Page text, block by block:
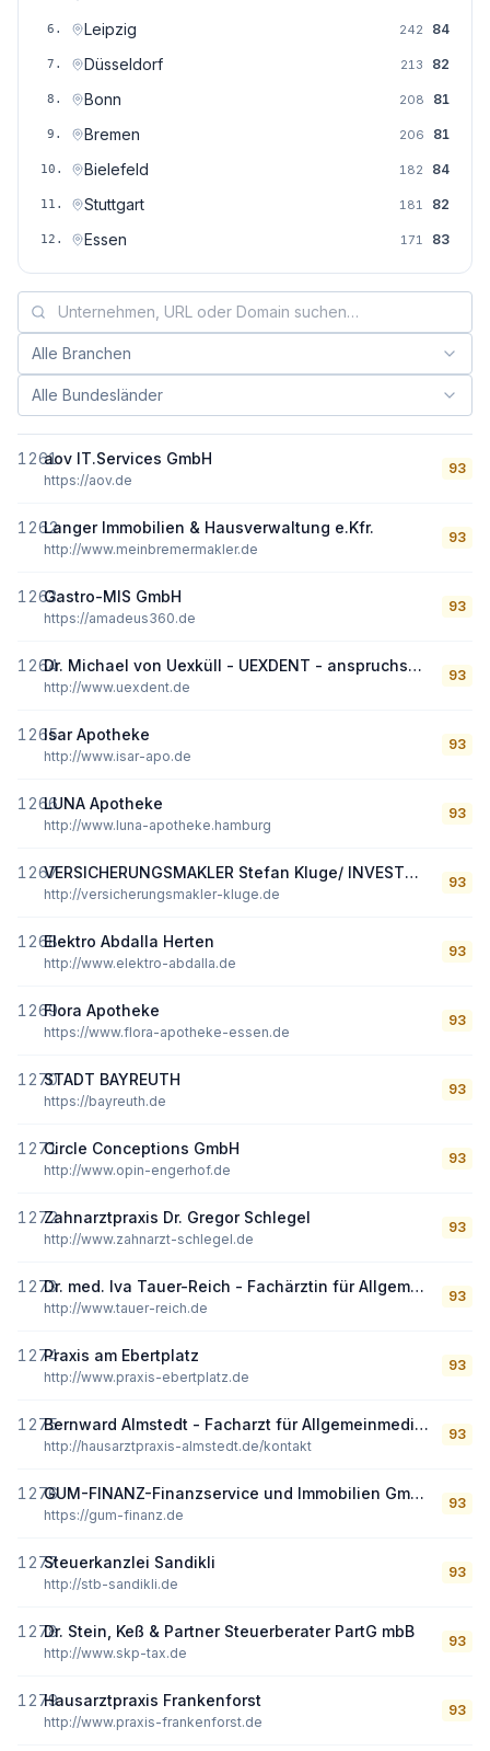
6 . Leipzig 242 84
7 . Düsseldorf 213 82
8 . Bonn 208 81
9 . Bremen 206 81
10 . Bielefeld 182 84
11 . Stuttgart 181 82
12 . Essen 171 83
Branche filtern:
Alle Branchen
Bundesland filtern:
Alle Bundesländer
1261aov IT.Services GmbH
https://aov.de
93
1262Langer Immobilien & Hausverwaltung e.Kfr.
http://www.meinbremermakler.de
93
1263Gastro-MIS GmbH
https://amadeus360.de
93
1264 Dr. Michael von Uexküll - UEXDENT - anspruchsvolle Zahnmedizin
http://www.uexdent.de
93
1265Isar Apotheke
http://www.isar-apo.de
93
1266LUNA Apotheke
http://www.luna-apotheke.hamburg
93
1267 VERSICHERUNGSMAKLER Stefan Kluge/ INVESTDIALOG
http://versicherungsmakler-kluge.de
93
1268Elektro Abdalla Herten
http://www.elektro-abdalla.de
93
1269Flora Apotheke
https://www.flora-apotheke-essen.de
93
1270STADT BAYREUTH
https://bayreuth.de
93
1271Circle Conceptions GmbH
http://www.opin-engerhof.de
93
1272Zahnarztpraxis Dr. Gregor Schlegel
http://www.zahnarzt-schlegel.de
93
1273 Dr. med. Iva Tauer-Reich - Fachärztin für Allgemeinmedizin in München
http://www.tauer-reich.de
93
1274Praxis am Ebertplatz
http://www.praxis-ebertplatz.de
93
1275 Bernward Almstedt - Facharzt für Allgemeinmedizin - Chirotherapie und Manuelle Medizin
http://hausarztpraxis-almstedt.de/kontakt
93
1276 GUM-FINANZ-Finanzservice und Immobilien GmbH
https://gum-finanz.de
93
1277Steuerkanzlei Sandikli
http://stb-sandikli.de
93
1278Dr. Stein, Keß & Partner Steuerberater PartG mbB
http://www.skp-tax.de
93
1279Hausarztpraxis Frankenforst
http://www.praxis-frankenforst.de
93